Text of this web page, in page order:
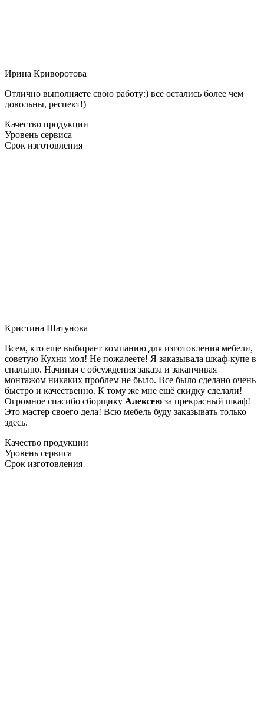
Ирина Криворотова
Отлично выполняете свою работу:) все остались более чем
довольны, респект!)
Качество продукции
Уровень сервиса
Срок изготовления
Кристина Шатунова
Всем, кто еще выбирает компанию для изготовления мебели,
советую Кухни мол! Не пожалеете! Я заказывала шкаф-купе в
спальню. Начиная с обсуждения заказа и заканчивая
монтажом никаких проблем не было. Все было сделано очень
быстро и качественно. К тому же мне ещё скидку сделали!
Огромное спасибо сборщику Алексею за прекрасный шкаф!
Это мастер своего дела! Всю мебель буду заказывать только
здесь.
Качество продукции
Уровень сервиса
Срок изготовления